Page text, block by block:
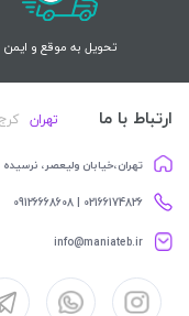
تحویل به موقع و ایمن
ارتباط با ما تهران کرج
تهران،خیابان ولیعصر،
02166174826 | 09126668608
info@maniateb.ir